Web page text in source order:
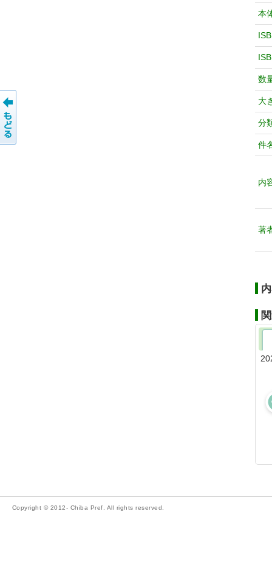
本
数
大
分
件
内
著
Copyright © 2012- Chiba Pref. All rights reserved.